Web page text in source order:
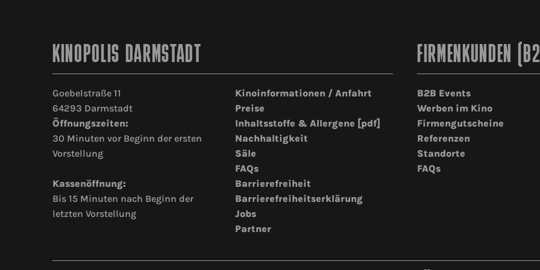
KINOPOLIS DARMSTADT
Goebelstraße 11
64293 Darmstadt
Öffnungszeiten:
30 Minuten vor Beginn der ersten
Vorstellung
Kassenöffnung:
Bis 15 Minuten nach Beginn der
letzten Vorstellung
Kinoinformationen / Anfahrt
Preise
Inhaltsstoffe & Allergene [pdf]
Nachhaltigkeit
Säle
FAQs
Barrierefreiheit
Barrierefreiheitserklärung
Jobs
Partner
FIRMENKUNDEN
B2B Events
Werben im Kino
Firmengutscheine
Referenzen
Standorte
FAQs